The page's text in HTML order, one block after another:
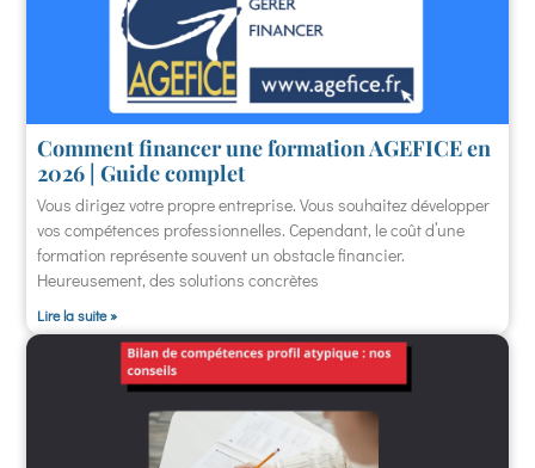
Comment financer une formation AGEFICE en
2026 | Guide complet
Vous dirigez votre propre entreprise. Vous souhaitez développer
vos compétences professionnelles. Cependant, le coût d’une
formation représente souvent un obstacle financier.
Heureusement, des solutions concrètes
Lire la suite »